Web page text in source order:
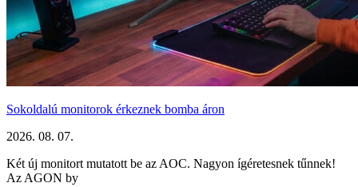
Sokoldalú monitorok érkeznek bomba áron
2026. 08. 07.
Két új monitort mutatott be az AOC. Nagyon ígéretesnek tűnnek!
Az AGON by